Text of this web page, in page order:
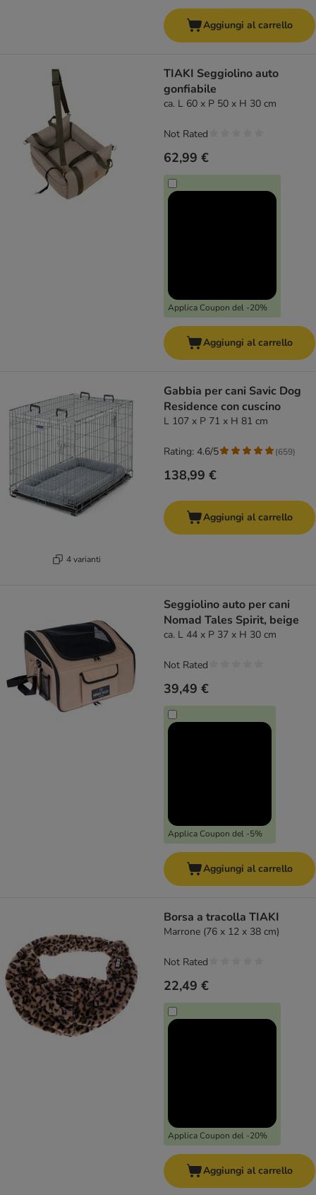
Aggiungi al carrello
TIAKI Seggiolino auto
gonfiabile
ca. L 60 x P 50 x H 30 cm
62,99 €
Applica Coupon del -20%
Not Rated
Aggiungi al carrello
4 varianti
Gabbia per cani Savic Dog
Residence con cuscino
L 107 x P 71 x H 81 cm
138,99 €
Rating: 4.6/5 (659)
Aggiungi al carrello
Seggiolino auto per cani
Nomad Tales Spirit, beige
ca. L 44 x P 37 x H 30 cm
39,49 €
Applica Coupon del -5%
Not Rated
Aggiungi al carrello
Borsa a tracolla TIAKI
Marrone (76 x 12 x 38 cm)
22,49 €
Applica Coupon del -20%
Not Rated
Aggiungi al carrello